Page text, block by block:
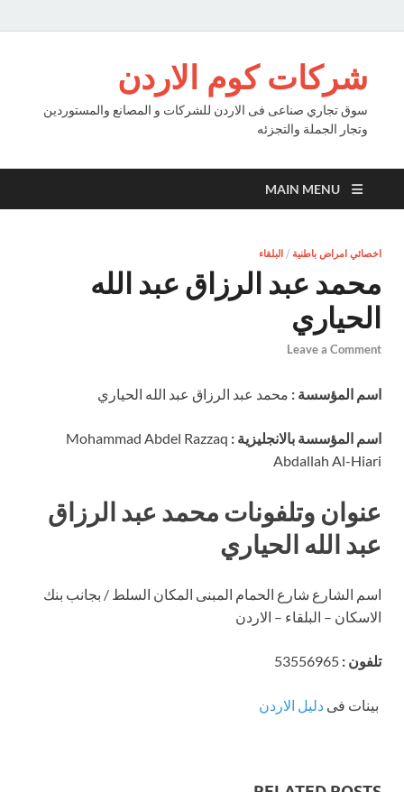
شركات كوم الاردن
سوق تجاري صناعى فى الاردن للشركات و المصانع والمستوردين
وتجار الجملة والتجزئه
MAIN MENU
اخصائي امراض باطنية / البلقاء
محمد عبد الرزاق عبد الله
الحياري
Leave a Comment
اسم المؤسسة : محمد عبد الرزاق عبد الله الحياري
اسم المؤسسة بالانجليزية : Mohammad Abdel Razzaq
Abdallah Al-Hiari
عنوان وتلفونات محمد عبد الرزاق
عبد الله الحياري
اسم الشارع شارع الحمام المبنى المكان السلط / بجانب بنك
الاسكان – البلقاء – الاردن
تلفون :
بينات فى دليل الاردن